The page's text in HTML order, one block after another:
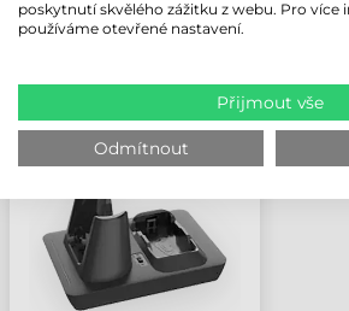
NAPOSLEDY PROHLÍŽENÉ
BLUEBIRD DOKOVACÍ
STANICE, 1 BAT., 1 ZAŘÍZ.,
EK430, NAP.ZDROJ
(602010012) A
(XHATAPKAB) JE
ZAPOTŘEBÍ
poskytnutí skvělého zážitku z webu. Pro více
používáme otevřené nastavení.
Přijmout vše
Odmítnout